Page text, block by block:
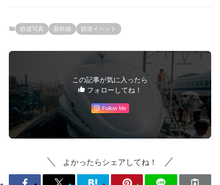
鉄道写真 新幹線 鉄道イベント
この記事が気に入ったら
フォローしてね！
Follow Me
よかったらシェアしてね！